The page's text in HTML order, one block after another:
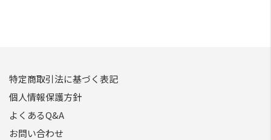
特定商取引法に基づく表記
個人情報保護方針
よくあるQ&A
お問い合わせ